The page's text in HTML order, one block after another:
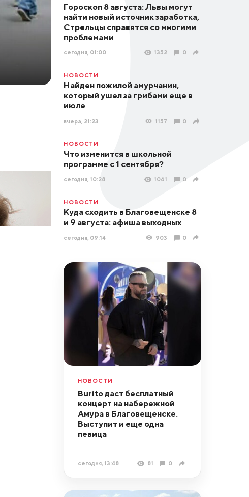
Гороскоп 8 августа: Львы могут
найти новый источник заработка,
Стрельцы справятся со многими
проблемами
сегодня, 01:00 1352 0
НОВОСТИ
Найден пожилой амурчанин,
который ушел за грибами еще в
июле
вчера, 21:23 1157 0
НОВОСТИ
Что изменится в школьной
программе с 1 сентября?
сегодня, 10:28 1061 0
НОВОСТИ
Куда сходить в Благовещенске 8
и 9 августа: афиша выходных
сегодня, 09:14 903 0
НОВОСТИ
Burito даст бесплатный
концерт на набережной
Амура в Благовещенске.
Выступит и еще одна
певица
сегодня, 13:48 81 0